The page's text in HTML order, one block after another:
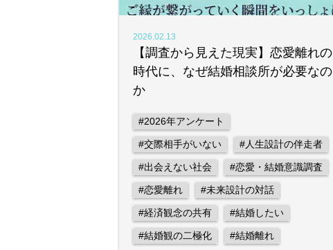
2026.02.13
【調査から見えた現実】恋愛離れの
時代に、なぜ結婚相談所が必要なの
か
#2026年アンケート
#交際相手がいない #人生設計の伴走者
#出会えない社会 #恋愛・結婚意識調査
#恋愛離れ #未来設計の対話
#経済観念の共有 #結婚したい
#結婚観の二極化 #結婚離れ